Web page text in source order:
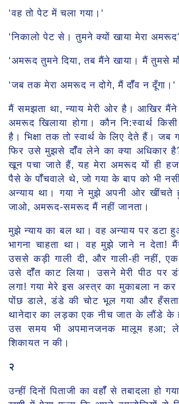
‘वह तो पेट में चला गया।‘
‘निकालो पेट से। तुमने क्यों खाया मेरा
‘अमरूद तुमने दिया, तब मैंने खाया। मैं तुमसे
‘जब तक मेरा अमरूद न दोगे, मैं दॉँव न दूँगा।‘
मैं समझता था, न्याय मेरी ओर है। आखिर मैंने
अमरूद खिलाया होगा। कौन नि:स्वार्थ
है। भिक्षा तक तो स्वार्थ के लिए देते हैं। जब
फिर उसे मुझसे दॉँव लेने का क्या अधिकार
खून पचा जाते हैं, यह मेरा अमरूद यों ही
पैसे के पॉँचवाले थे, जो गया के बाप को भी
अन्याय था। गया ने मुझे अपनी ओर खींचते
जाओ, अमरूद-समरूद मैं नहीं जानता।
मुझे न्याय का बल था। वह अन्याय पर डटा
भागना चाहता था। वह मुझे जाने न देता!
उससे कड़ी गाली दी, और गाली-ही नहीं,
उसे दॉँत काट लिया। उसने मेरी पीठ पर
लगा! गया मेरे इस अस्त्र का मुकाबला न
पोंछ डाले, डंडे की चोट भूल गया और
थानेदार का लड़का एक नीच जात के लौंडे के
उस समय भी अपमानजनक मालूम हआ;
शिकायत न की।
२
उन्हीं दिनों पिताजी का वहॉँ से तबादला हो